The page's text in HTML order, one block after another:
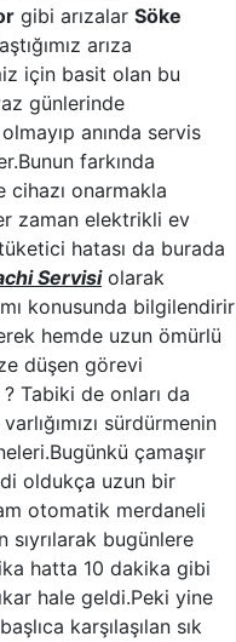
gibi arızalar Söke
arıza
için basit olan bu
günlerinde
anında servis
farkında
onarmakla
zaman elektrikli ev
hatası da burada
Servisiolarak
konusunda bilgilendirir
hemde uzun ömürlü
düşen görevi
Tabiki de onları da
sürdürmenin
çamaşır
oldukça uzun bir
otomatik merdaneli
sıyrılarak bugünlere
hatta 10 dakika gibi
hale geldi.Peki yine
karşılaşılan sık